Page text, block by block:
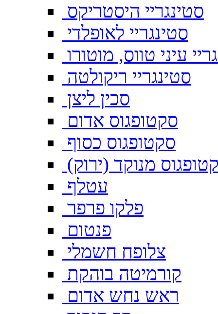
סטינגריי היסטריקס
סטינגריי לאופלדי
עיני טווס, מוטורו
סטינגריי ריקולטה
סכין ליצן
סקטופגוס אדום
סקטופגוס כסוף
מנוקד (ירוק)
עטלף
פלקו פרפר
פנטום
צלופח חשמלי
קורמיטה בוהקת
ראש נחש אדום